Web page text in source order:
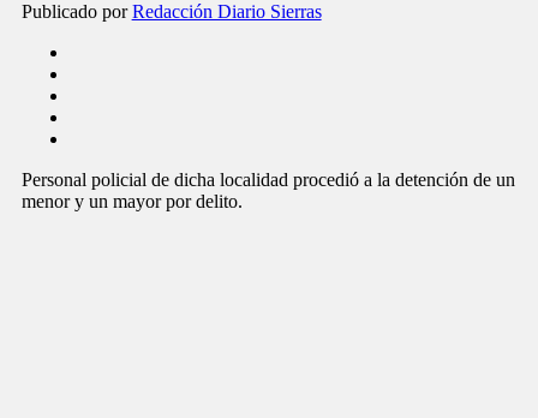
Publicado porRedacción Diario Sierras
Personal policial de dicha localidad procedió a la detención de un
menor y un mayor por delito.